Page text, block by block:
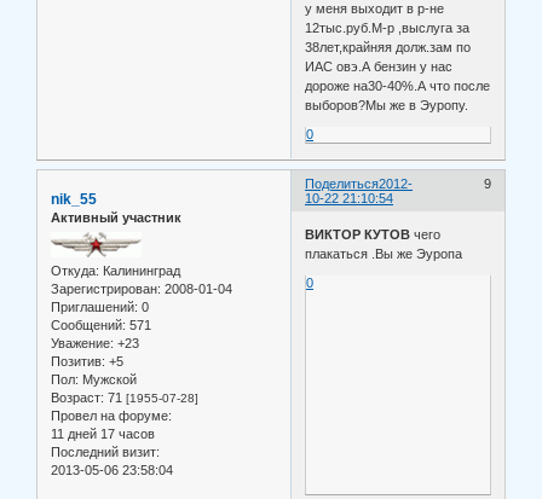
у меня выходит в р-не
12тыс.руб.М-р ,выслуга за
38лет,крайняя долж.зам по
ИАС овэ.А бензин у нас
дороже на30-40%.А что после
выборов?Мы же в Эуропу.
0
Поделиться 9
2012-
10-22 21:10:54
nik_55
Активный участник
Откуда: Калининград
Зарегистрирован: 2008-01-04
Приглашений: 0
Сообщений: 571
Уважение: +23
Позитив: +5
Пол: Мужской
Возраст: 71 [1955-07-28]
Провел на форуме:
11 дней 17 часов
Последний визит:
2013-05-06 23:58:04
ВИКТОР КУТОВ чего
плакаться .Вы же Эуропа
0